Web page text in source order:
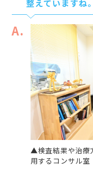
整えていますね。
A.
▲検査結果や治療
用するコンサル室